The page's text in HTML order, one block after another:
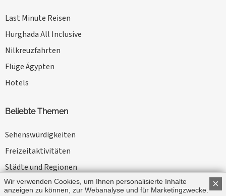
Last Minute Reisen
Hurghada All Inclusive
Nilkreuzfahrten
Flüge Ägypten
Hotels
Beliebte Themen
Sehenswürdigkeiten
Freizeitaktivitäten
Städte und Regionen
Kameltouren
×
Wir verwenden Cookies, um Ihnen personalisierte Inhalte
anzeigen zu können, zur Webanalyse und für Marketingzwecke.